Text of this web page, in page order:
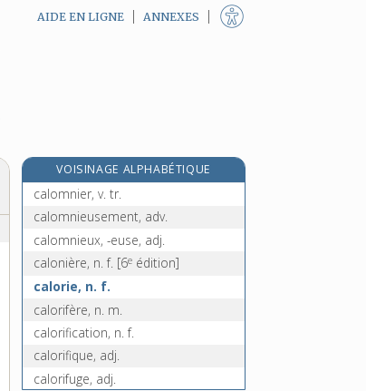
AIDE EN LIGNE ANNEXES
VOISINAGE ALPHABÉTIQUE
calomnie, n. f.
calomnier, v. tr.
calomnieusement, adv.
calomnieux, -euse, adj.
calonière, n. f. [6e édition]
calorie, n. f.
calorifère, n. m.
calorification, n. f.
calorifique, adj.
calorifuge, adj.